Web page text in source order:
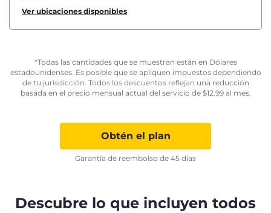
Ver ubicaciones disponibles
*Todas las cantidades que se muestran están en Dólares
estadounidenses. Es posible que se apliquen impuestos dependiendo
de tu jurisdicción. Todos los descuentos reflejan una reducción
basada en el precio mensual actual del servicio de $12.99al mes.
Obtén el plan
Garantía de reembolso de 45 días
Descubre lo que incluyen todos